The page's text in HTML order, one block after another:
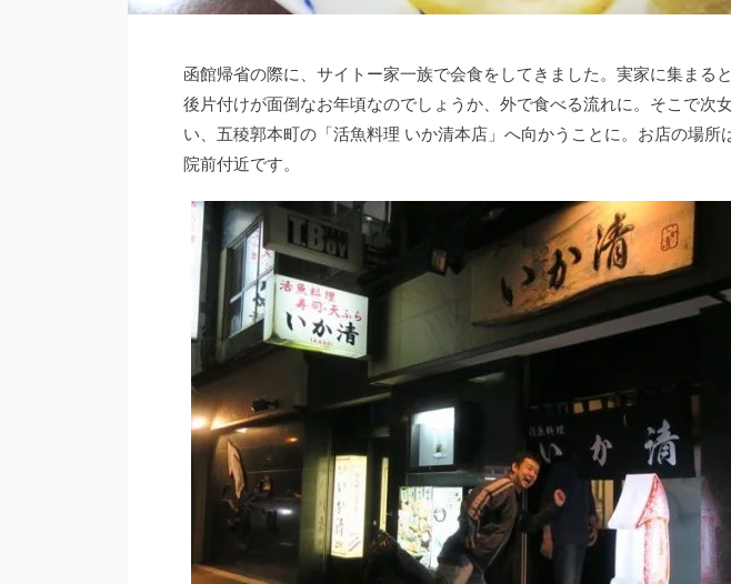
函館帰省の際に、サイトー家一族で会食をしてきました。実家に集まる
後片付けが面倒なお年頃なのでしょうか、外で食べる流れに。そこで次
い、五稜郭本町の「活魚料理 いか清本店」へ向かうことに。お店の場所
院前付近です。